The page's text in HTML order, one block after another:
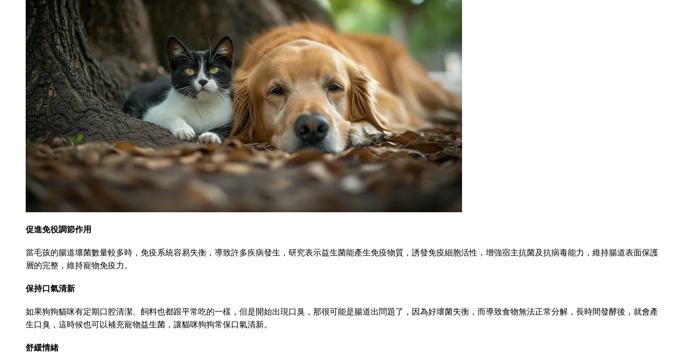
促進免役調節作用
當毛孩的腸道壞菌數量較多時，免疫系統容易失衡，導致許多疾病發生，研究表示益生菌能產生免疫物質，誘發免疫細胞活性，增強宿主抗菌及抗病毒能力，維持腸道表面保護
層的完整，維持寵物免疫力。
保持口氣清新
如果狗狗貓咪有定期口腔清潔、飼料也都跟平常吃的一樣，但是開始出現口臭，那很可能是腸道出問題了，因為好壞菌失衡，而導致食物無法正常分解，長時間發酵後，就會產
生口臭，這時候也可以補充寵物益生菌，讓貓咪狗狗常保口氣清新。
舒緩情緒